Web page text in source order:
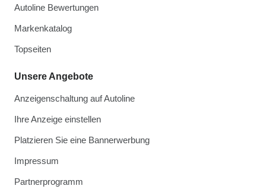
Autoline Bewertungen
Markenkatalog
Topseiten
Unsere Angebote
Anzeigenschaltung auf Autoline
Ihre Anzeige einstellen
Platzieren Sie eine Bannerwerbung
Impressum
Partnerprogramm